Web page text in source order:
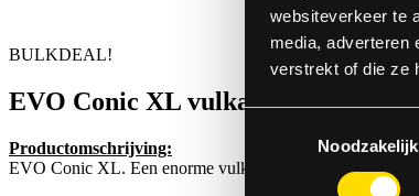
websiteverkeer te
media, adverteren
verstrekt of die ze
Noodzakelijk
BULKDEAL!
EVO Conic XL vulkaan
Productomschrijving:
EVO Conic XL. Een enorme vulkaan/fontein. Prachtige